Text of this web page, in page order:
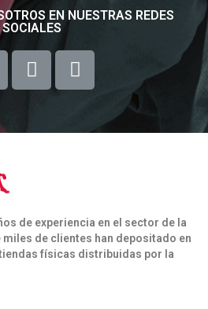
EN NUESTRAS REDES
SOCIALES
de experiencia en el sector de la
miles de clientes han depositado en
físicas distribuidas por la